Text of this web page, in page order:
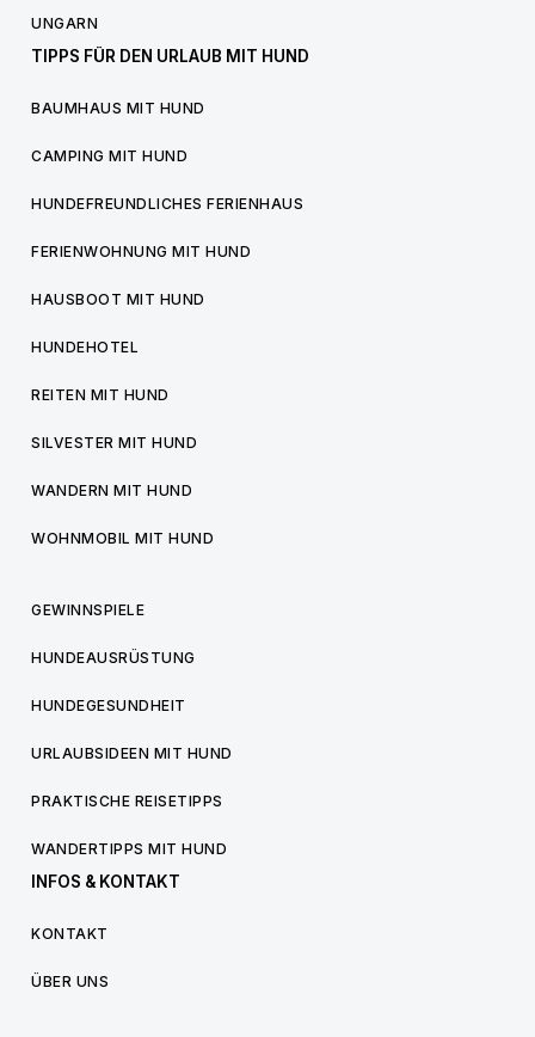
UNGARN
TIPPS FÜR DEN URLAUB MIT HUND
BAUMHAUS MIT HUND
CAMPING MIT HUND
HUNDEFREUNDLICHES FERIENHAUS
FERIENWOHNUNG MIT HUND
HAUSBOOT MIT HUND
HUNDEHOTEL
REITEN MIT HUND
SILVESTER MIT HUND
WANDERN MIT HUND
WOHNMOBIL MIT HUND
GEWINNSPIELE
HUNDEAUSRÜSTUNG
HUNDEGESUNDHEIT
URLAUBSIDEEN MIT HUND
PRAKTISCHE REISETIPPS
WANDERTIPPS MIT HUND
INFOS & KONTAKT
KONTAKT
ÜBER UNS